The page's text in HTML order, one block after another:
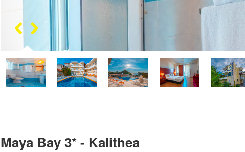
Maya Bay 3* - Kalithea